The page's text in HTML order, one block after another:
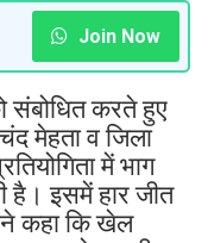
Join Now
संबोधित करते हुए
मेहता व जिला
में भाग
है। इसमें हार जीत
कहा कि खेल